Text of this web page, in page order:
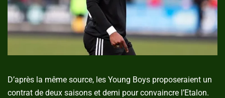
D’après la même source, les Young Boys proposeraient un
contrat de deux saisons et demi pour convaincre l’Etalon.